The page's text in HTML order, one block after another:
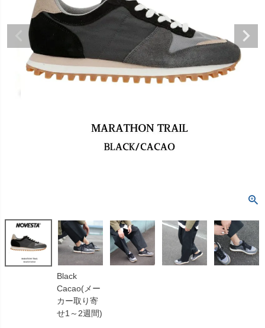
Black
Cacao(メー
カー取り寄
せ1～2週間)